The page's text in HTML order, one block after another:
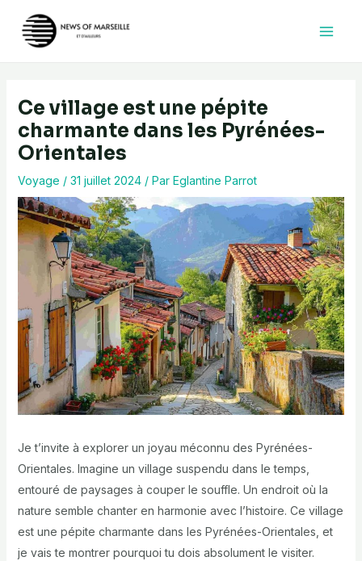
contenu
Ce village est une pépite
charmante dans les Pyrénées-
Orientales
Voyage / 31 juillet 2024 / Par Eglantine Parrot
Je t’invite à explorer un joyau méconnu des Pyrénées-
Orientales. Imagine un village suspendu dans le temps,
entouré de paysages à couper le souffle. Un endroit où la
nature semble chanter en harmonie avec l’histoire. Ce village
est une pépite charmante dans les Pyrénées-Orientales, et
je vais te montrer pourquoi tu dois absolument le visiter.